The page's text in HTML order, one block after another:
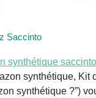
Saccinto
synthétique, Kit
synthétique ?”)